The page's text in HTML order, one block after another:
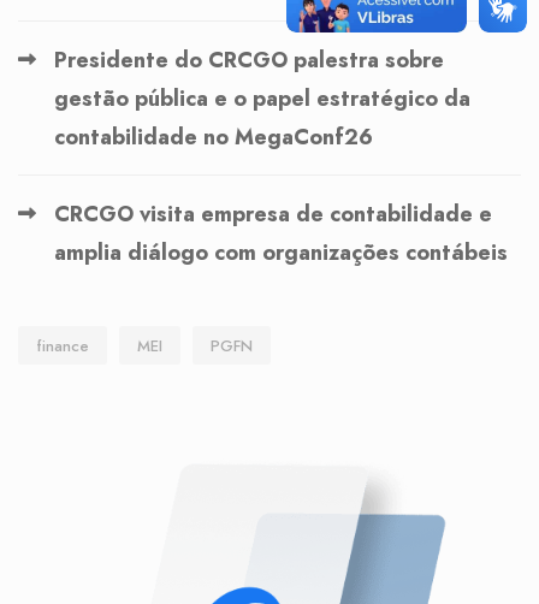
Presidente do CRCGO palestra sobre
gestão pública e o papel estratégico da
contabilidade no MegaConf26
CRCGO visita empresa de contabilidade e
amplia diálogo com organizações contábeis
finance MEI PGFN